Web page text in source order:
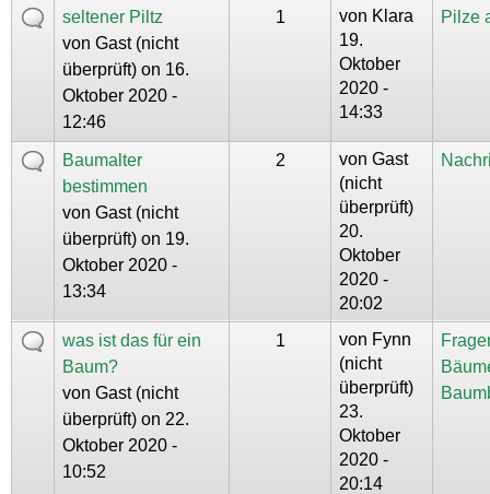
seltener Piltz
von Gast (nicht
überprüft) on 16.
Oktober 2020 -
12:46
1 von Klara
19.
Oktober
2020 -
14:33
Pilze
Baumalter
bestimmen
von Gast (nicht
überprüft) on 19.
Oktober 2020 -
13:34
2 von Gast
(nicht
überprüft)
20.
Oktober
2020 -
20:02
was ist das für ein
Baum?
von Gast (nicht
überprüft) on 22.
Oktober 2020 -
10:52
1 von Fynn
(nicht
überprüft)
23.
Oktober
2020 -
20:14